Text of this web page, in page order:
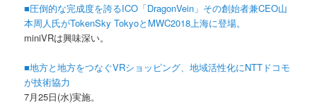
■圧倒的な完成度を誇るICO「DragonVein」その創始者兼CEO山
本周人氏がTokenSky TokyoとMWC2018上海に登場。
miniVRは興味深い。
■地方と地方をつなぐVRショッピング、地域活性化にNTTドコモ
が技術協力
7月25日(水)実施。